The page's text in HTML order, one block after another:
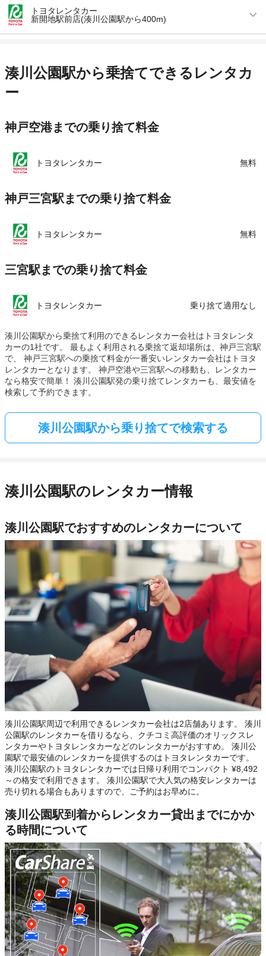
営業時間 (月〜金) 09:00 ～ 19:00 / (土) 09:00 ～ 17:00
アクセス 大倉山駅より徒歩で約15分（送迎なし）
店舗詳細 店舗詳細ページはこちら
トヨタレンタカー
新開地駅前店(湊川公園駅から400m)
アクセス 新開地駅より徒歩で約1分（送迎なし）
この店舗でレンタカーを探す
湊川公園駅から乗捨てできるレンタカ
ー
神戸空港までの乗り捨て料金
トヨタレンタカー 無料
神戸三宮駅までの乗り捨て料金
トヨタレンタカー 無料
三宮駅までの乗り捨て料金
トヨタレンタカー 乗り捨て適用なし
湊川公園駅から乗捨て利用のできるレンタカー会社はトヨタレンタ
カーの1社です。 最もよく利用される乗捨て返却場所は、神戸三宮駅
で、 神戸三宮駅への乗捨て料金が一番安いレンタカー会社はトヨタ
レンタカーとなります。 神戸空港や三宮駅への移動も、レンタカー
なら格安で簡単！ 湊川公園駅発の乗り捨てレンタカーも、最安値を
検索して予約できます。
湊川公園駅から乗り捨てで検索する
湊川公園駅のレンタカー情報
湊川公園駅でおすすめのレンタカーについて
湊川公園駅周辺で利用できるレンタカー会社は2店舗あります。 湊川
公園駅のレンタカーを借りるなら、クチコミ高評価のオリックスレ
ンタカーやトヨタレンタカーなどのレンタカーがおすすめ。 湊川公
園駅で最安値のレンタカーを提供するのはトヨタレンタカーです。
湊川公園駅のトヨタレンタカーでは日帰り利用でコンパクト ¥8,492
～の格安で利用できます。 湊川公園駅で大人気の格安レンタカーは
売り切れる場合もありますので、ご予約はお早めに。
湊川公園駅到着からレンタカー貸出までにかか
る時間について